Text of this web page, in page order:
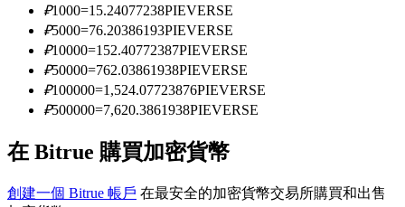
合約資訊
包含交易情況等的大數據分析
₽1000=15.24077238PIEVERSE
₽5000=76.20386193PIEVERSE
₽10000=152.40772387PIEVERSE
₽50000=762.03861938PIEVERSE
₽100000=1,524.07723876PIEVERSE
₽500000=7,620.3861938PIEVERSE
在 Bitrue 購買加密貨幣
創建一個 Bitrue 帳戶 在最安全的加密貨幣交易所購買和出售